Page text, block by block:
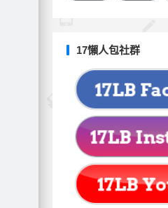
17懶人包社群